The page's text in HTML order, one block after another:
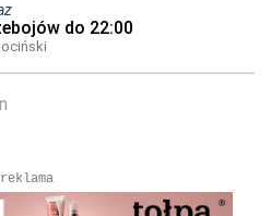
do 22:00
reklama